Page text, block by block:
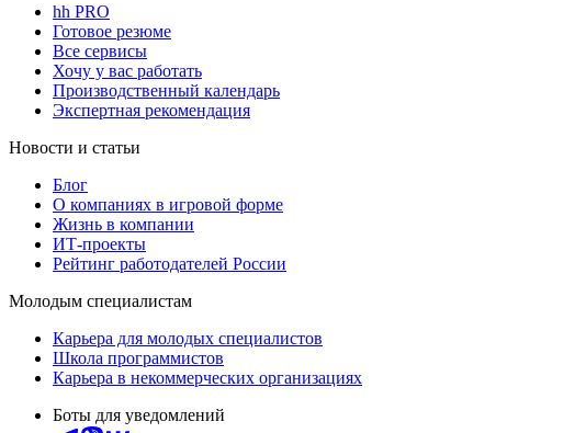
hh PRO
Готовое резюме
Все сервисы
Хочу у вас работать
Производственный календарь
Экспертная рекомендация
Новости и статьи
Блог
О компаниях в игровой форме
Жизнь в компании
ИТ-проекты
Рейтинг работодателей России
Молодым специалистам
Карьера для молодых специалистов
Школа программистов
Карьера в некоммерческих организациях
Боты для уведомлений